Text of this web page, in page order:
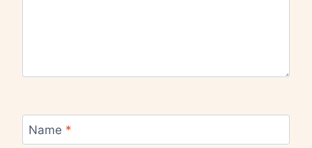
Name *